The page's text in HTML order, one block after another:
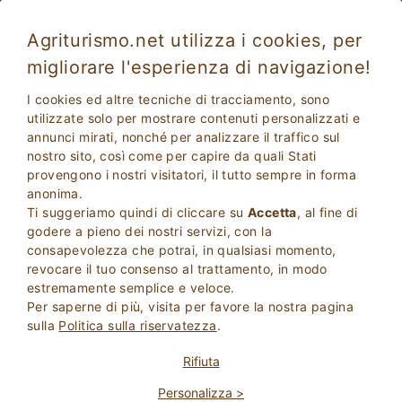
Agriturismo.net utilizza i cookies, per
migliorare l'esperienza di navigazione!
I cookies ed altre tecniche di tracciamento, sono
utilizzate solo per mostrare contenuti personalizzati e
annunci mirati, nonché per analizzare il traffico sul
nostro sito, così come per capire da quali Stati
provengono i nostri visitatori, il tutto sempre in forma
anonima.
Ti suggeriamo quindi di cliccare su Accetta, al fine di
godere a pieno dei nostri servizi, con la
consapevolezza che potrai, in qualsiasi momento,
revocare il tuo consenso al trattamento, in modo
estremamente semplice e veloce.
Per saperne di più, visita per favore la nostra pagina
sulla Politica sulla riservatezza.
Rifiuta
Personalizza >
2Adulti
0Bambini CERCA
Grosseto Monterotondo Marittimo